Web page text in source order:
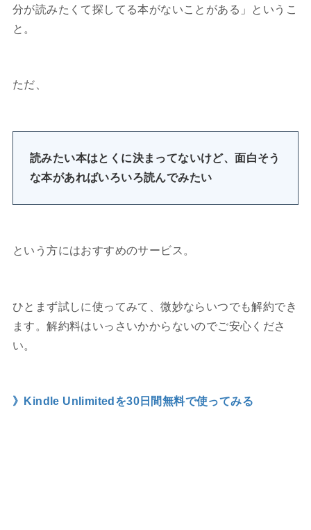
分が読みたくて探してる本がないことがある」というこ
と。
ただ、
読みたい本はとくに決まってないけど、面白そう
な本があればいろいろ読んでみたい
という方にはおすすめのサービス。
ひとまず試しに使ってみて、微妙ならいつでも解約でき
ます。解約料はいっさいかからないのでご安心くださ
い。
》Kindle Unlimitedを30日間無料で使ってみる